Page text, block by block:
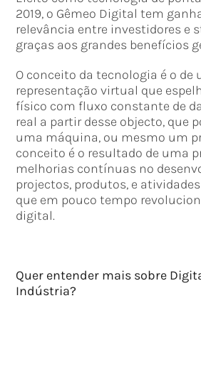
2019, o Gêmeo Digital tem
relevância entre investidores e
graças aos grandes benefícios
O conceito da tecnologia é o de
representação virtual que
físico com fluxo constante de
real a partir desse objecto, que
uma máquina, ou mesmo um
conceito é o resultado de uma
melhorias contínuas no
projectos, produtos, e
que em pouco tempo
digital.
Quer entender mais sobre
Indústria?